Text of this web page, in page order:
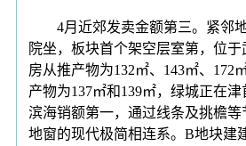
4月近郊发卖金额第三。紧邻地
院坐，板块首个架空层室第，位
房从推产物为132㎡、143㎡、172
产物为137㎡和139㎡，绿城正在津
滨海销额第一，通过线条及挑檐
地窗的现代极简相连系。B地块建